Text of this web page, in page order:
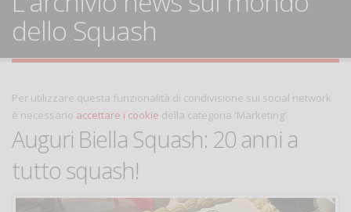
dello Squash
Per utilizzare questa funzionalità di condivisione sui social network
è necessario accettare i cookie della categoria 'Marketing'
Auguri Biella Squash: 20 anni a
tutto squash!